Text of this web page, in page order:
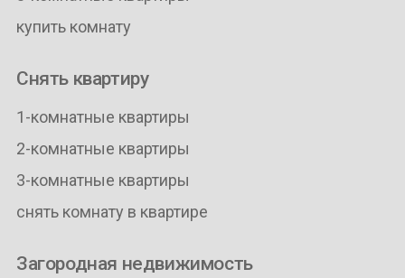
купить комнату
Снять квартиру
1-комнатные квартиры
2-комнатные квартиры
3-комнатные квартиры
снять комнату в квартире
Загородная недвижимость